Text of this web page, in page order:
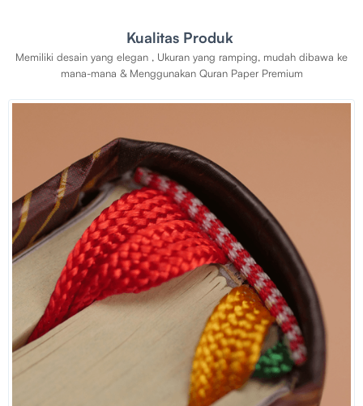
Kualitas Produk
Memiliki desain yang elegan , Ukuran yang ramping, mudah dibawa ke
mana-mana & Menggunakan Quran Paper Premium